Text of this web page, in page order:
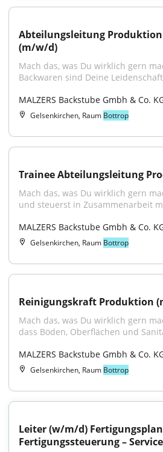
Abteilungsleitung
(m/w/d)
Mach das, was Du wirklich gern
Backwaren sind Deine
MALZERS Backstube Gmbh & Co.
Gelsenkirchen, Raum Bottrop
Trainee Abteilungsleitung
Mach das, was Du wirklich gern
und steuerst in Zusammenarbeit
MALZERS Backstube Gmbh & Co.
Gelsenkirchen, Raum Bottrop
Reinigungskraft Produktion
Mach das, was Du wirklich gern
dass Böden, Oberflächen und
MALZERS Backstube Gmbh & Co.
Gelsenkirchen, Raum Bottrop
Leiter (w/m/d)
Fertigungssteuerung –